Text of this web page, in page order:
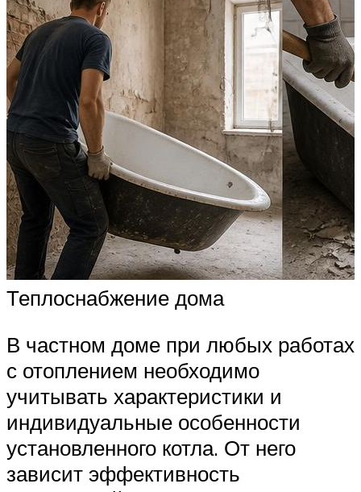
Теплоснабжение дома
В частном доме при любых работах
с отоплением необходимо
учитывать характеристики и
индивидуальные особенности
установленного котла. От него
зависит эффективность